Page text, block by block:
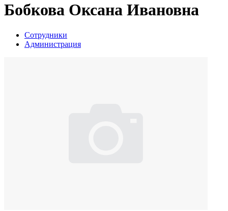
Бобкова Оксана Ивановна
Сотрудники
Администрация